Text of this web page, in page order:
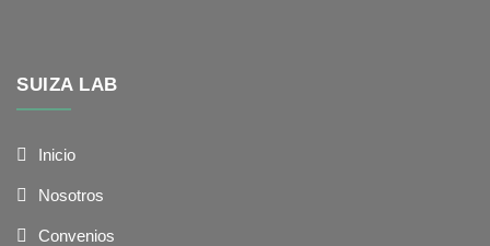
SUIZA LAB
Inicio
Nosotros
Convenios